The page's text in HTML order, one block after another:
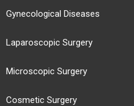
Gynecological Diseases
Laparoscopic Surgery
Microscopic Surgery
Cosmetic Surgery